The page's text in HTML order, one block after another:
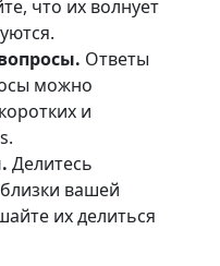
что их волнует
Ответы
можно
и
Делитесь
вашей
их делиться